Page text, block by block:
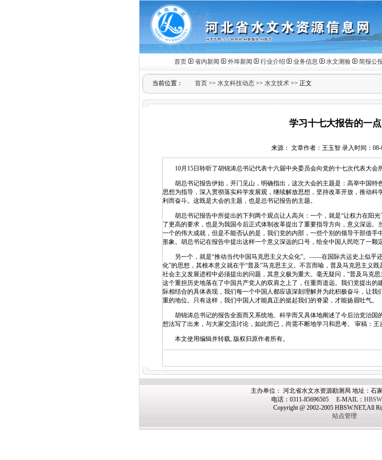
首页 省内新闻 外埠新闻 行业介绍 业务信息 水文测验 简报公
当前位置： 首页 >> 水文科技动态 >> 水文技术 >> 正文
学习十七大报告的一
来源： 文章作者：王玉智 录入时间：08-
10月15日聆听了胡锦涛总书记代表十六届中央委员会向党的十七次代表大会
胡总书记报告伊始，开门见山，明确指出，这次大会的主题是：高举中国特
思想为指导，深入贯彻落实科学发展观，继续解放思想，坚持改革开放，推动
利而奋斗。这既是大会的主题，也是总书记报告的主题。
胡总书记报告中所提出的下列两个观点让人高兴：一个，就是“让权力在阳
了更高的要求，也是为我国今后正式体制改革提出了重要指导方向，意义深远
一个的伟大成就，但是不能否认的是，我们党的内部，一些个别的领导干部借
形象。胡总书记在报告中提出这样一个意义深远的口号，给全中国人民吃了一颗
另一个，就是“推动当代中国马克思主义大众化”。――在国际共运史上似乎还
化”的思想，其根本意义就在于“普及”马克思主义。不言而喻，普及马克思主义
社会主义发展进程中必须提出的问题，其意义极为重大。毫无疑问，“普及马克
这个重担历史地落在了中国共产党人的双肩之上了，任重而道远。我们党提出
际相结合的具体表现，我们每一个中国人都应该深刻理解并为此积极奋斗，让
重的地位。只有这样，我们中国人才能真正的挺起我们的脊梁，才能扬眉吐气。
胡锦涛总书记的报告全面而又系统地、科学而又具体地阐述了今后治党治国
想法写了出来，与大家交流讨论，如此而已，尚需不断地学习和思考。 审稿：王
本文使用编辑并转载, 版权归原作者所有。
主办单位： 河北省水文水资源勘测局 地址：石
电话：0311-85696505 E-MAIL：
Copyright @ 2002-2005 HBSW.NET,All
站点管理